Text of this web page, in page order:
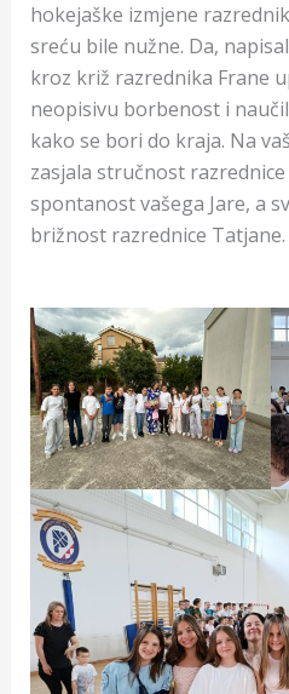
hokejaške izmjene
sreću bile nužne. Da,
kroz križ razrednika Frane
neopisivu borbenost i
kako se bori do kraja. Na
zasjala stručnost
spontanost vašega Jare, a
brižnost razrednice Tatjane.